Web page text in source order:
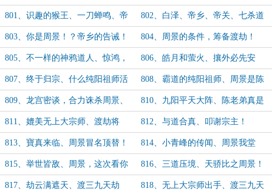
截！ 想的还弱！
801、识趣的猴王、一刀蝉鸣、帝
乡、白泽！
802、白泽、帝乡、帝关、七杀道
人，小友又见面了？
803、你是周景！？帝乡的告诫！ 804、周景的条件，筹备渡劫！
805、不一样的神鸦道人、惊鸿，
你喝醉了！
806、皓月和萤火、攘外必先安
内！
807、终于归宗、什么纯阳祖师活
过来了?
808、霸道的纯阳祖师、周景是陈
玄子！
809、龙宫密谈，合力诛杀周景、
日子不过了！
810、九阳平天大阵、陈老弟真是
威风！
811、媲美无上大宗师、渡劫将
至！
812、与道合真、叩谢宗主！
813、寶真来临、周景冒名顶替！ 814、小青峰的传闻、周景我堂
哥！
815、举世皆敌、周景，这次看你
如何不死！
816、三道压境、天骄比之周景！
817、劫云满遮天、渡三九天劫 818、无上大宗师出手、渡三九天